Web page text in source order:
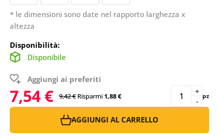
* le dimensioni sono date nel rapporto larghezza x
altezza
Disponibilità:
Disponibile
Aggiungi ai preferiti
7,54 € 9,42 € Risparmi1,88 € -
+ pz
AGGIUNGI AL CARRELLO